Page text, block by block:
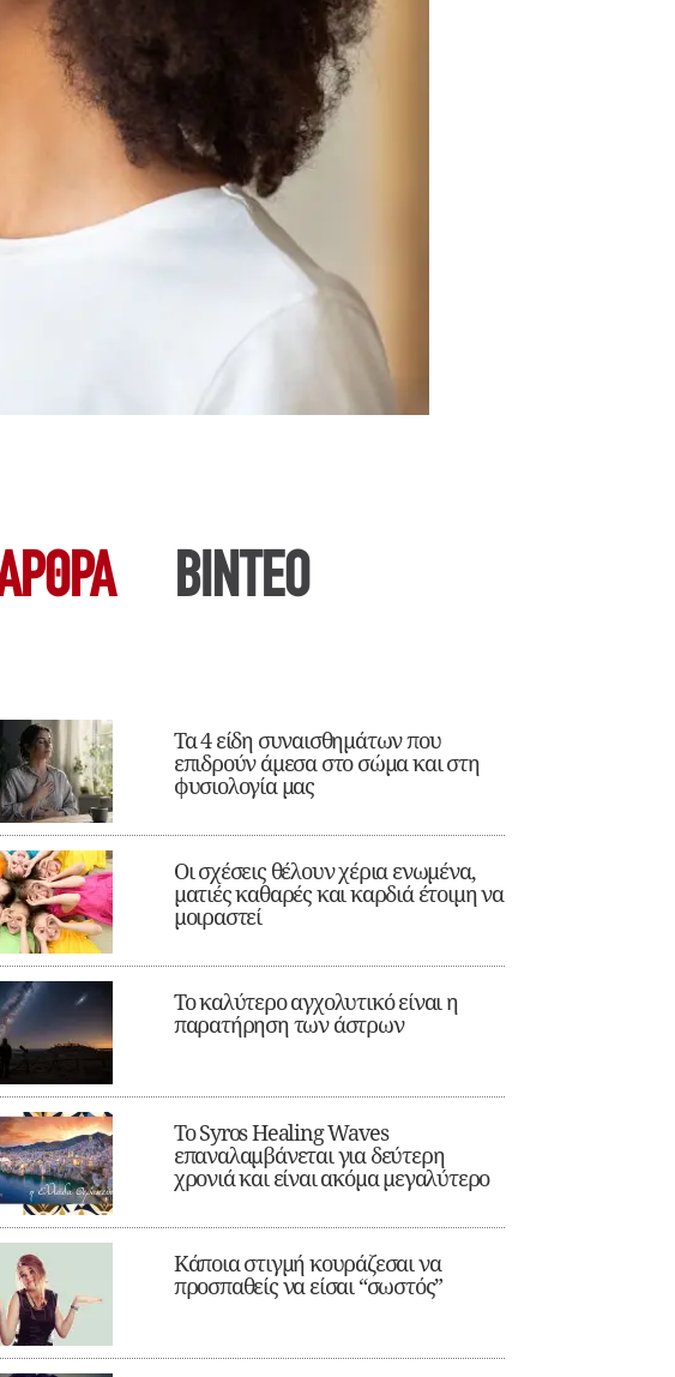
ΒΙΝΤΕΟ
Τα 4 είδη συναισθημάτων που
επιδρούν άμεσα στο σώμα και στη
φυσιολογία μας
Οι σχέσεις θέλουν χέρια ενωμένα,
ματιές καθαρές και καρδιά έτοιμη να
μοιραστεί
Το καλύτερο αγχολυτικό είναι η
παρατήρηση των άστρων
Το Syros Healing Waves
επαναλαμβάνεται για δεύτερη
χρονιά και είναι ακόμα μεγαλύτερο
Κάποια στιγμή κουράζεσαι να
προσπαθείς να είσαι “σωστός”